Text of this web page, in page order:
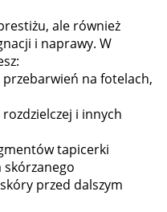
ale również
i naprawy. W
na fotelach,
i innych
tapicerki
skórzanego
przed dalszym